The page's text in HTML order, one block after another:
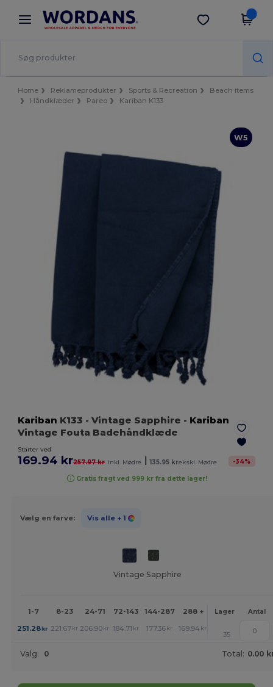
× Wordans-app
Bedre priser i appen!
Hent app
Home Reklameprodukter Sports & Recreation
Beach items
Håndklæder
Pareo Kariban K133
W5
Kariban K133 - Vintage Sapphire - Kariban
Vintage Fouta Badehåndklæde
Starter ved
169.94 kr257.97 kr inkl. Mødre 135.95 krekskl. Mødre -34%
Gratis fragt ved 999 kr fra dette lager!
Vælg en farve: Vis alle + 1
Vintage Sapphire
1-7 8-23 24-71 72-143 144-287 288 + Mere
Lager Antal
251.28kr 221.67 kr 206.90 kr 184.71 kr 177.36 kr 169.94 kr +35
Valg: 0 Total: 0.00